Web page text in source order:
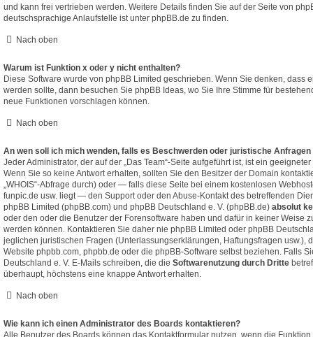
und kann frei vertrieben werden. Weitere Details finden Sie auf der Seite von
deutschsprachige Anlaufstelle ist unter phpBB.de zu finden.
Nach oben
Warum ist Funktion x oder y nicht enthalten?
Diese Software wurde von phpBB Limited geschrieben. Wenn Sie denken, dass
werden sollte, dann besuchen Sie phpBB Ideas , wo Sie Ihre Stimme für
neue Funktionen vorschlagen können.
Nach oben
An wen soll ich mich wenden, falls es Beschwerden oder juristische
Jeder Administrator, der auf der „Das Team“-Seite aufgeführt ist, ist ein
Wenn Sie so keine Antwort erhalten, sollten Sie den Besitzer der Domain
„WHOIS“-Abfrage durch) oder — falls diese Seite bei einem kostenlosen
funpic.de usw. liegt — den Support oder den Abuse-Kontakt des betreffenden
phpBB Limited (phpBB.com) und phpBB Deutschland e. V. (phpBB.de) absolut
oder den oder die Benutzer der Forensoftware haben und dafür in keiner Weise
werden können. Kontaktieren Sie daher nie phpBB Limited oder phpBB
jeglichen juristischen Fragen (Unterlassungserklärungen, Haftungsfragen usw.),
Website phpbb.com, phpbb.de oder die phpBB-Software selbst beziehen. Falls
Deutschland e. V. E-Mails schreiben, die die Softwarenutzung durch Dritte
überhaupt, höchstens eine knappe Antwort erhalten.
Nach oben
Wie kann ich einen Administrator des Boards kontaktieren?
Alle Benutzer des Boards können das Kontaktformular nutzen, wenn die